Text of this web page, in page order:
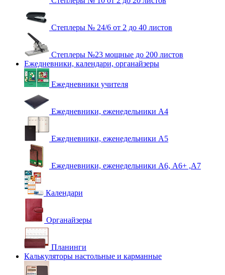
Степлеры № 24/6 от 2 до 40 листов
Степлеры №23 мощные до 200 листов
Ежедневники, календари, органайзеры
Ежедневники учителя
Ежедневники, еженедельники А4
Ежедневники, еженедельники А5
Ежедневники, еженедельники А6, А6+ ,А7
Календари
Органайзеры
Планинги
Калькуляторы настольные и карманные